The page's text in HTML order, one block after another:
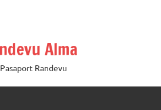
Alma
Randevu